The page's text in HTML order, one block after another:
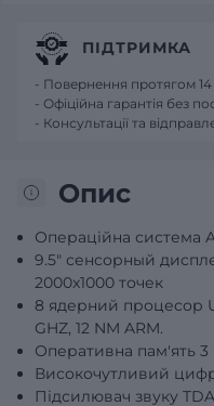
Опис
Операційна система
9.5" сенсорный
2000x1000 точек
8 ядерний процесор
GHZ, 12 NM ARM.
Оперативна пам'ять 3
Високочутливий
Підсилювач звуку
ПІДТРИМКА
- Повернення протягом 14
- Офіційна гарантія без
- Консультації та